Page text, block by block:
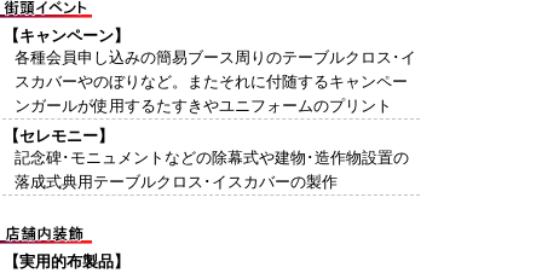
【キャンペーン】
各種会員申し込みの簡易ブース周りのテーブルクロス･イ
スカバーやのぼりなど。またそれに付随するキャンペー
ンガールが使用するたすきやユニフォームのプリント
【セレモニー】
記念碑･モニュメントなどの除幕式や建物･造作物設置の
落成式典用テーブルクロス･イスカバーの製作
【実用的布製品】